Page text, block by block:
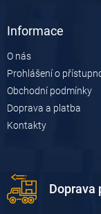
Informace
O nás
Prohlášení o
Obchodní podmínky
Doprava a platba
Kontakty
Doprava